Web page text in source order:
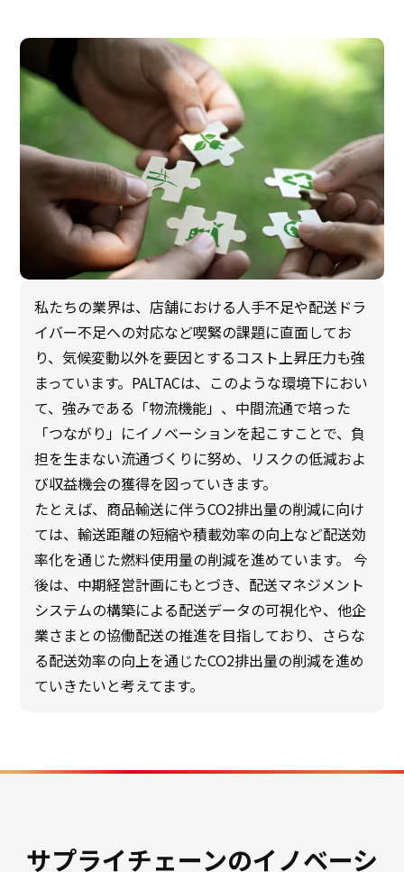
私たちの業界は、店舗における人手不足や配送ドラ
イバー不足への対応など喫緊の課題に直面してお
り、気候変動以外を要因とするコスト上昇圧力も強
まっています。PALTACは、このような環境下におい
て、強みである「物流機能」、中間流通で培った
「つながり」にイノベーションを起こすことで、負
担を生まない流通づくりに努め、リスクの低減およ
び収益機会の獲得を図っていきます。
たとえば、商品輸送に伴うCO2排出量の削減に向け
ては、輸送距離の短縮や積載効率の向上など配送効
率化を通じた燃料使用量の削減を進めています。 今
後は、中期経営計画にもとづき、配送マネジメント
システムの構築による配送データの可視化や、他企
業さまとの協働配送の推進を目指しており、さらな
る配送効率の向上を通じたCO2排出量の削減を進め
ていきたいと考えてます。
サプライチェーンのイノベーシ